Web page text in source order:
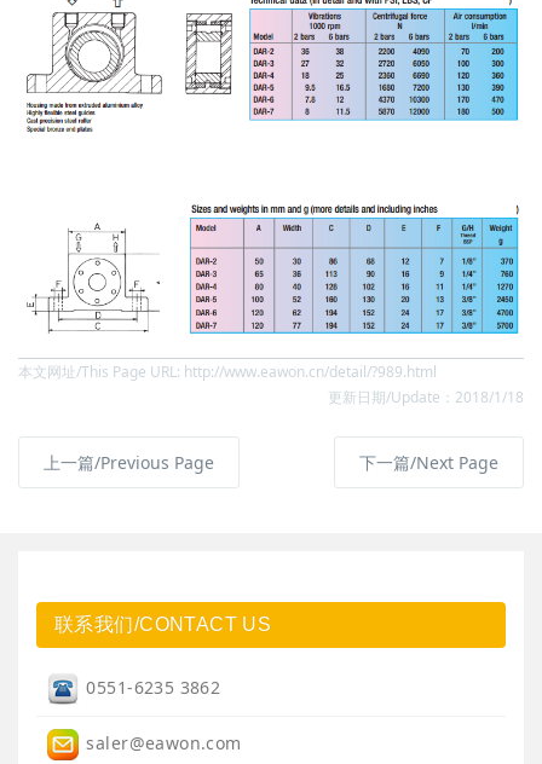
本文网址/This Page URL: http://www.eawon.cn/detail/?989.html
更新日期/Update：2018/1/18
上一篇/Previous Page 下一篇/Next Page
联系我们/CONTACT US
0551-6235 3862
saler@eawon.com